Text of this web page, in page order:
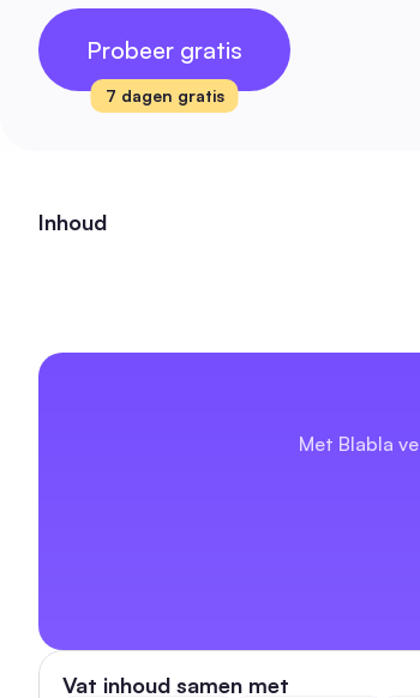
Probeer gratis
7 dagen gratis
Inhoud
Vat inhoud samen met
Met Blabla